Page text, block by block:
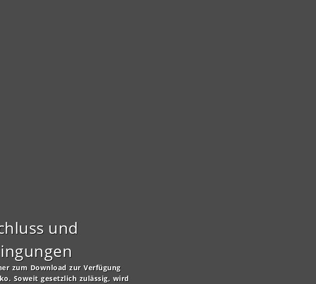
und
zum Download zur Verfügung
Soweit gesetzlich zulässig, wird